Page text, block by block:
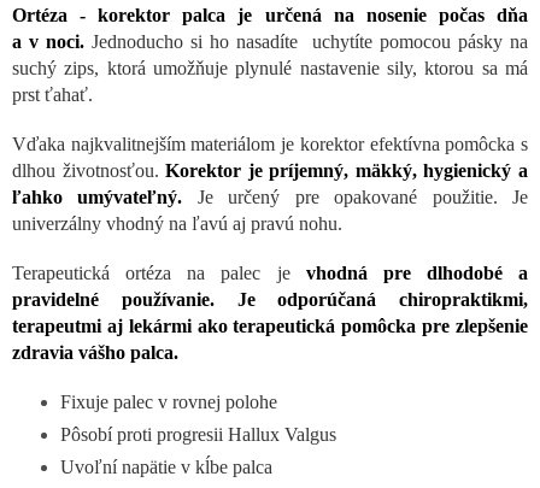
Ortéza - korektor palca je určená na nosenie počas dňa
a v noci. Jednoducho si ho nasadíte uchytíte pomocou pásky na
suchý zips, ktorá umožňuje plynulé nastavenie sily, ktorou sa má
prst ťahať.
Vďaka najkvalitnejším materiálom je korektor efektívna pomôcka s
dlhou životnosťou. Korektor je príjemný, mäkký, hygienický a
ľahko umývateľný.
Je určený pre opakované použitie. Je
univerzálny vhodný na ľavú aj pravú nohu.
Terapeutická ortéza na palec je vhodná pre dlhodobé a
pravidelné používanie. Je odporúčaná chiropraktikmi,
terapeutmi aj lekármi ako terapeutická pomôcka pre zlepšenie
zdravia vášho palca.
Fixuje palec v rovnej polohe
Pôsobí proti progresii Hallux Valgus
Uvoľní napätie v kĺbe palca